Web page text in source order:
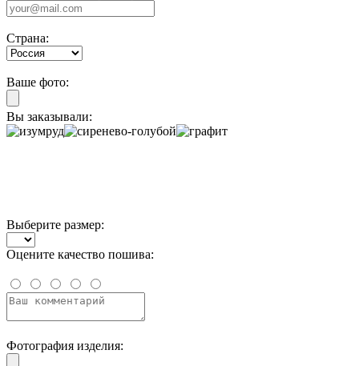
Страна:
Ваше фото:
Вы заказывали:
Выберите размер:
Оцените качество пошива:
Фотография изделия: